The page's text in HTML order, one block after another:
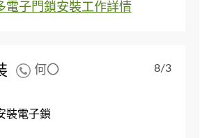
電子門鎖安裝工作詳情
何〇
裝電子鎖
8/3